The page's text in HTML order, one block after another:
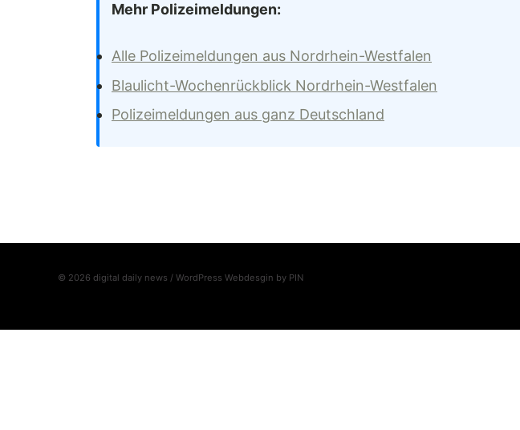
Mehr Polizeimeldungen:
Alle Polizeimeldungen aus Nordrhein-Westfalen
Blaulicht-Wochenrückblick Nordrhein-Westfalen
Polizeimeldungen aus ganz Deutschland
© 2026 digital daily news / WordPress Webdesgin by PIN